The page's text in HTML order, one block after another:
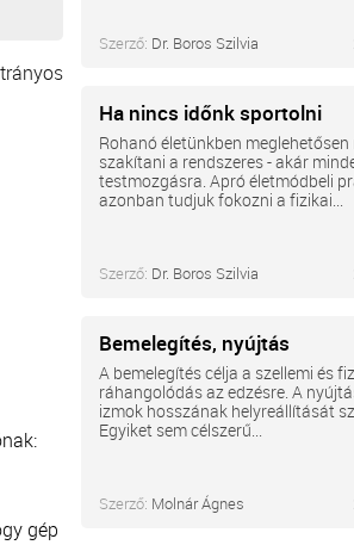
gép
Szerző: Dr. Boros Szilvia
Ha nincs időnk sportolni
Rohanó életünkben
szakítani a rendszeres - akár
testmozgásra. Apró életmódbeli
azonban tudjuk fokozni a fizikai...
Szerző: Dr. Boros Szilvia
Bemelegítés, nyújtás
A bemelegítés célja a szellemi és
ráhangolódás az edzésre. A
izmok hosszának helyreállítását
Egyiket sem célszerű...
Szerző: Molnár Ágnes